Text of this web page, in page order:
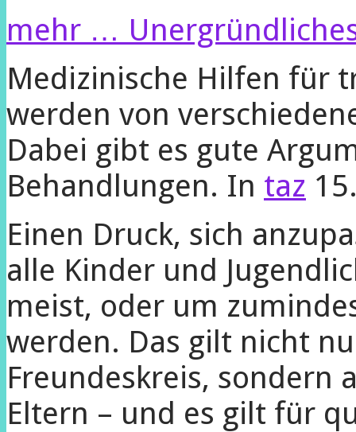
mehr …
Medizinische Hilfen für
werden von
Dabei gibt es gute
Behandlungen. In taz
Einen Druck, sich
alle Kinder und
meist, oder um
werden. Das gilt nicht
Freundeskreis, sondern
Eltern – und es gilt für